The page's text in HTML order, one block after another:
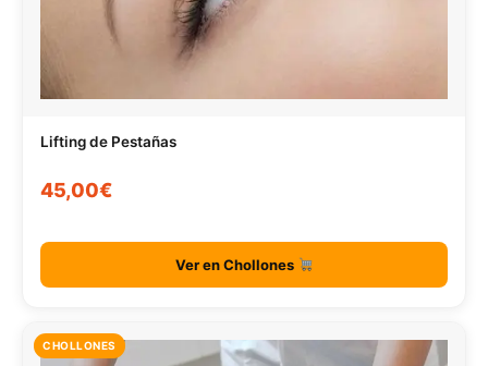
Lifting de Pestañas
45,00€
Ver en Chollones
CHOLLONES